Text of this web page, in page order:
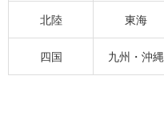
北陸 東海
四国 九州・沖縄